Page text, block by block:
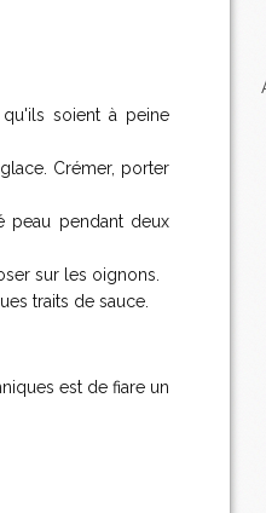
soient à peine
Crémer, porter
peau pendant deux
sur les oignons.
traits de sauce.
est de fiare un